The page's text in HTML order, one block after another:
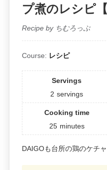
プ煮のレシピ【
Recipe by ちむろっぷ
Course: レシピ
Servings
2 servings
Cooking time
25 minutes
DAIGOも台所の鶏のケチ